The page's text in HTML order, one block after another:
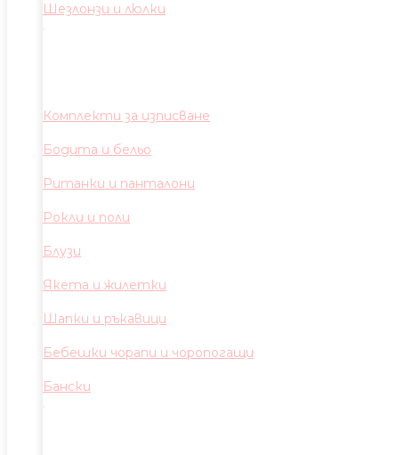
Шезлонзи и люлки
Комплекти за изписване
Бодита и бельо
Ританки и панталони
Рокли и поли
Блузи
Якета и жилетки
Шапки и ръкавици
Бебешки чорапи и чоропогащи
Бански